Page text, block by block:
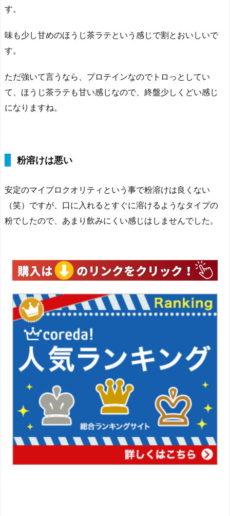
す。
味も少し甘めのほうじ茶ラテという感じで割とおいしいで
す。
ただ強いて言うなら、プロテインなのでトロっとしてい
て、ほうじ茶ラテも甘い感じなので、終盤少しくどい感じ
になりますね。
粉溶けは悪い
安定のマイプロクオリティという事で粉溶けは良くない
（笑）ですが、口に入れるとすぐに溶けるようなタイプの
粉でしたので、あまり飲みにくい感じはしませんでした。